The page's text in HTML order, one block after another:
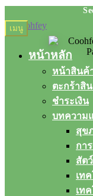
Skip
to
Skip
to
เมนู
หน้าหลัก
หน้าสินค้
ตะกร้าสิ
ชำระเงิน
บทความ
สุข
กา
สัต
เท
เท